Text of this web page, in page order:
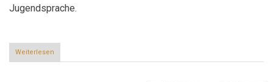
Jugendsprache.
Weiterlesen
Wie